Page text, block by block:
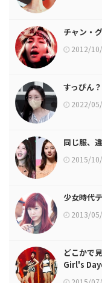
チャン・
2012/
すっぴん
2022/
同じ服、
2015/
少女時代
2013/
どこかで
Girl's Day